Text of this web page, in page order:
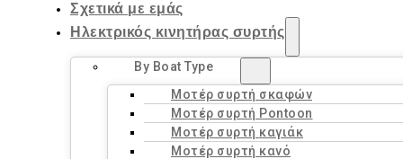
Σχετικά με εμάς
Ηλεκτρικός κινητήρας συρτής
By Boat Type
Μοτέρ συρτή σκαφών
Μοτέρ συρτή Pontoon
Μοτέρ συρτή καγιάκ
Μοτέρ συρτή κανό